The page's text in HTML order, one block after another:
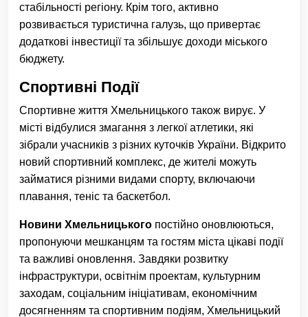
стабільності регіону. Крім того, активно
розвивається туристична галузь, що привертає
додаткові інвестиції та збільшує доходи міського
бюджету.
Спортивні Події
Спортивне життя Хмельницького також вирує. У
місті відбулися змагання з легкої атлетики, які
зібрали учасників з різних куточків України. Відкрито
новий спортивний комплекс, де жителі можуть
займатися різними видами спорту, включаючи
плавання, теніс та баскетбол.
Новини Хмельницького постійно оновлюються,
пропонуючи мешканцям та гостям міста цікаві події
та важливі оновлення. Завдяки розвитку
інфраструктури, освітнім проектам, культурним
заходам, соціальним ініціативам, економічним
досягненням та спортивним подіям, Хмельницький